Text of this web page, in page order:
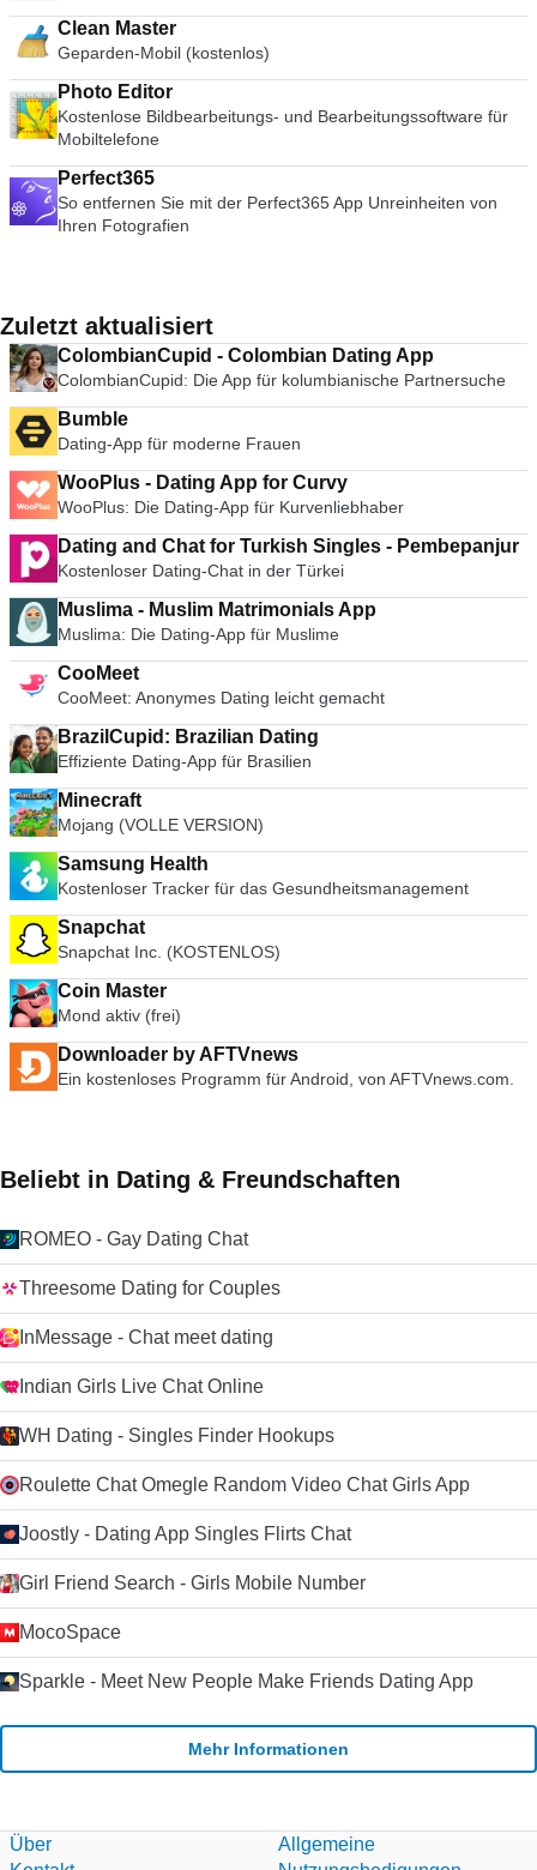
Clean Master
Geparden-Mobil (kostenlos)
Photo Editor
Kostenlose Bildbearbeitungs- und Bearbeitungssoftware für
Mobiltelefone
Perfect365
So entfernen Sie mit der Perfect365 App Unreinheiten von
Ihren Fotografien
Zuletzt aktualisiert
ColombianCupid - Colombian Dating App
ColombianCupid: Die App für kolumbianische Partnersuche
Bumble
Dating-App für moderne Frauen
WooPlus - Dating App for Curvy
WooPlus: Die Dating-App für Kurvenliebhaber
Dating and Chat for Turkish Singles - Pembepanjur
Kostenloser Dating-Chat in der Türkei
Muslima - Muslim Matrimonials App
Muslima: Die Dating-App für Muslime
CooMeet
CooMeet: Anonymes Dating leicht gemacht
BrazilCupid: Brazilian Dating
Effiziente Dating-App für Brasilien
Minecraft
Mojang (VOLLE VERSION)
Samsung Health
Kostenloser Tracker für das Gesundheitsmanagement
Snapchat
Snapchat Inc. (KOSTENLOS)
Coin Master
Mond aktiv (frei)
Downloader by AFTVnews
Ein kostenloses Programm für Android, von AFTVnews.com.
Beliebt in Dating & Freundschaften
ROMEO - Gay Dating Chat
Threesome Dating for Couples
InMessage - Chat meet dating
Indian Girls Live Chat Online
WH Dating - Singles Finder Hookups
Roulette Chat Omegle Random Video Chat Girls App
Joostly - Dating App Singles Flirts Chat
Girl Friend Search - Girls Mobile Number
MocoSpace
Sparkle - Meet New People Make Friends Dating App
Mehr Informationen
Über
Allgemeine